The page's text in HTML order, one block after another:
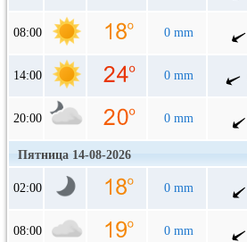
08:00 0 mm
14:00 0 mm
20:00 0 mm
Пятница 14-08-2026
02:00 0 mm
08:00 0 mm